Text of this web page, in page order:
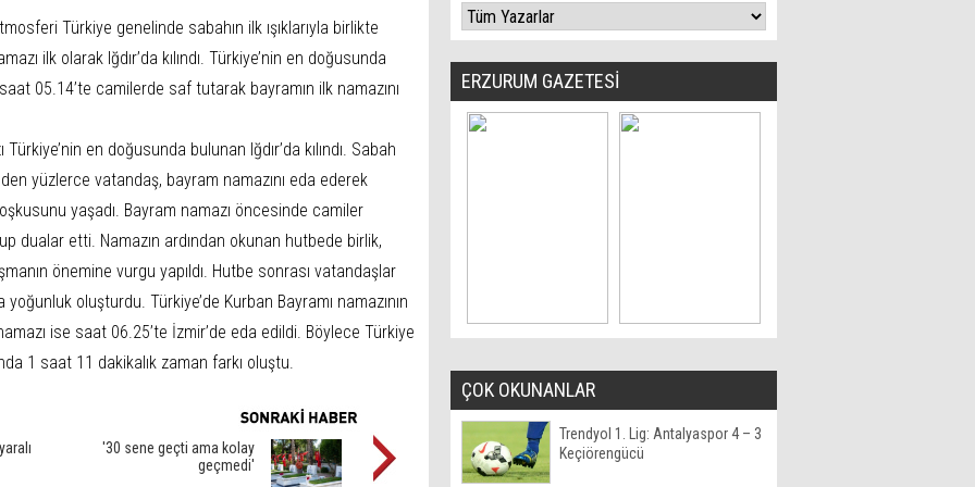
Türkiye genelinde sabahın ilk ışıklarıyla birlikte
ilk olarak Iğdır’da kılındı. Türkiye’nin en doğusunda
05.14’te camilerde saf tutarak bayramın ilk namazını
Türkiye’nin en doğusunda bulunan Iğdır’da kılındı. Sabah
yüzlerce vatandaş, bayram namazını eda ederek
yaşadı. Bayram namazı öncesinde camiler
dualar etti. Namazın ardından okunan hutbede birlik,
önemine vurgu yapıldı. Hutbe sonrası vatandaşlar
oluşturdu. Türkiye’de Kurban Bayramı namazının
ise saat 06.25’te İzmir’de eda edildi. Böylece Türkiye
1 saat 11 dakikalık zaman farkı oluştu.
'30 sene geçti ama kolay
geçmedi'
ERZURUM GAZETESİ
ÇOK OKUNANLAR
Trendyol 1. Lig: Antalyaspor 4 – 3
Keçiörengücü